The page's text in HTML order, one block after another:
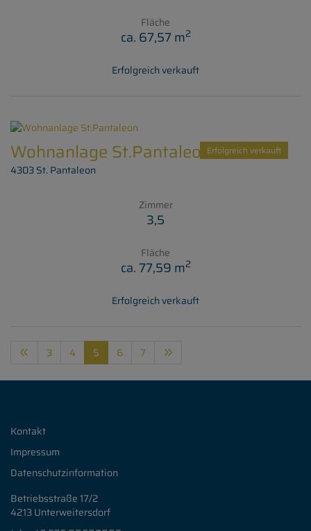
Fläche
ca. 67,57 m2
Erfolgreich verkauft
Erfolgreich verkauft
Wohnanlage St.Pantaleon
4303 St. Pantaleon
Zimmer
3,5
Fläche
ca. 77,59 m2
Erfolgreich verkauft
3 4 5 6 7
Kontakt
Impressum
Datenschutzinformation
Betriebsstraße 17/2
4213 Unterweitersdorf